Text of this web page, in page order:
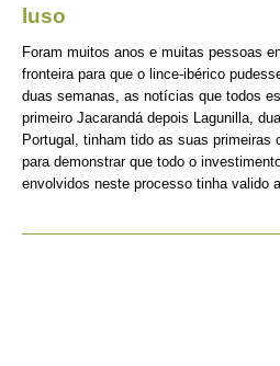
luso
Foram muitos anos e muitas pessoas
fronteira para que o lince-ibérico
duas semanas, as notícias que todos
primeiro Jacarandá depois Lagunilla,
Portugal, tinham tido as suas primeiras
para demonstrar que todo o
envolvidos neste processo tinha valido